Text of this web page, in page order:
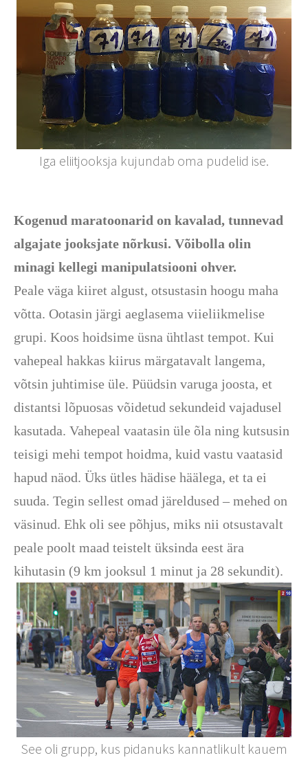
Iga eliitjooksja kujundab oma pudelid ise.
Kogenud maratoonarid on kavalad, tunnevad
algajate jooksjate nõrkusi. Võibolla olin
minagi kellegi manipulatsiooni ohver.
Peale väga kiiret algust, otsustasin hoogu maha
võtta. Ootasin järgi aeglasema viieliikmelise
grupi. Koos hoidsime üsna ühtlast tempot. Kui
vahepeal hakkas kiirus märgatavalt langema,
võtsin juhtimise üle. Püüdsin varuga joosta, et
distantsi lõpuosas võidetud sekundeid vajadusel
kasutada. Vahepeal vaatasin üle õla ning kutsusin
teisigi mehi tempot hoidma, kuid vastu vaatasid
hapud näod. Üks ütles hädise häälega, et ta ei
suuda. Tegin sellest omad järeldused – mehed on
väsinud. Ehk oli see põhjus, miks nii otsustavalt
peale poolt maad teistelt üksinda eest ära
kihutasin (9 km jooksul 1 minut ja 28 sekundit).
See oli grupp, kus pidanuks kannatlikult kauem